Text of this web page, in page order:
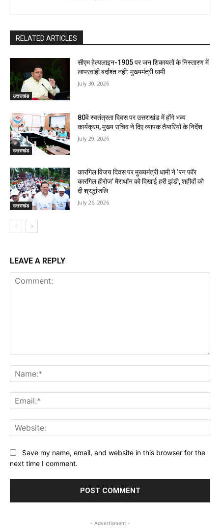
RELATED ARTICLES
उत्तराखंड
सीएम हेल्पलाइन-1905 पर जन शिकायतों के निस्तारण में
लापरवाही बर्दाश्त नहीं: मुख्यमंत्री धामी
July 30, 2026
उत्तराखंड
80वें स्वतंत्रता दिवस पर उत्तराखंड में होंगे भव्य
कार्यक्रम, मुख्य सचिव ने दिए व्यापक तैयारियों के निर्देश
July 29, 2026
उत्तराखंड
कारगिल विजय दिवस पर मुख्यमंत्री धामी ने ‘रन फॉर
कारगिल हीरोज’ मैराथॉन को दिखाई हरी झंडी, शहीदों को
दी श्रद्धांजलि
July 26, 2026
LEAVE A REPLY
Save my name, email, and website in this browser for the
next time I comment.
- Advertisment -